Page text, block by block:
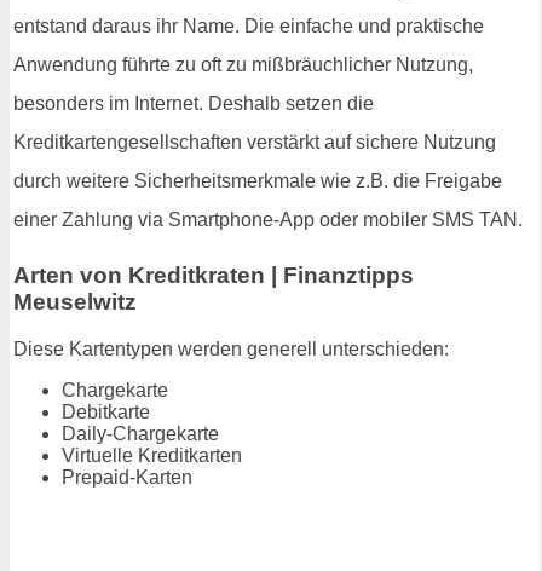
entstand daraus ihr Name. Die einfache und praktische
Anwendung führte zu oft zu mißbräuchlicher Nutzung,
besonders im Internet. Deshalb setzen die
Kreditkartengesellschaften verstärkt auf sichere Nutzung
durch weitere Sicherheitsmerkmale wie z.B. die Freigabe
einer Zahlung via Smartphone-App oder mobiler SMS TAN.
Arten von Kreditkraten | Finanztipps
Meuselwitz
Diese Kartentypen werden generell unterschieden:
Chargekarte
Debitkarte
Daily-Chargekarte
Virtuelle Kreditkarten
Prepaid-Karten